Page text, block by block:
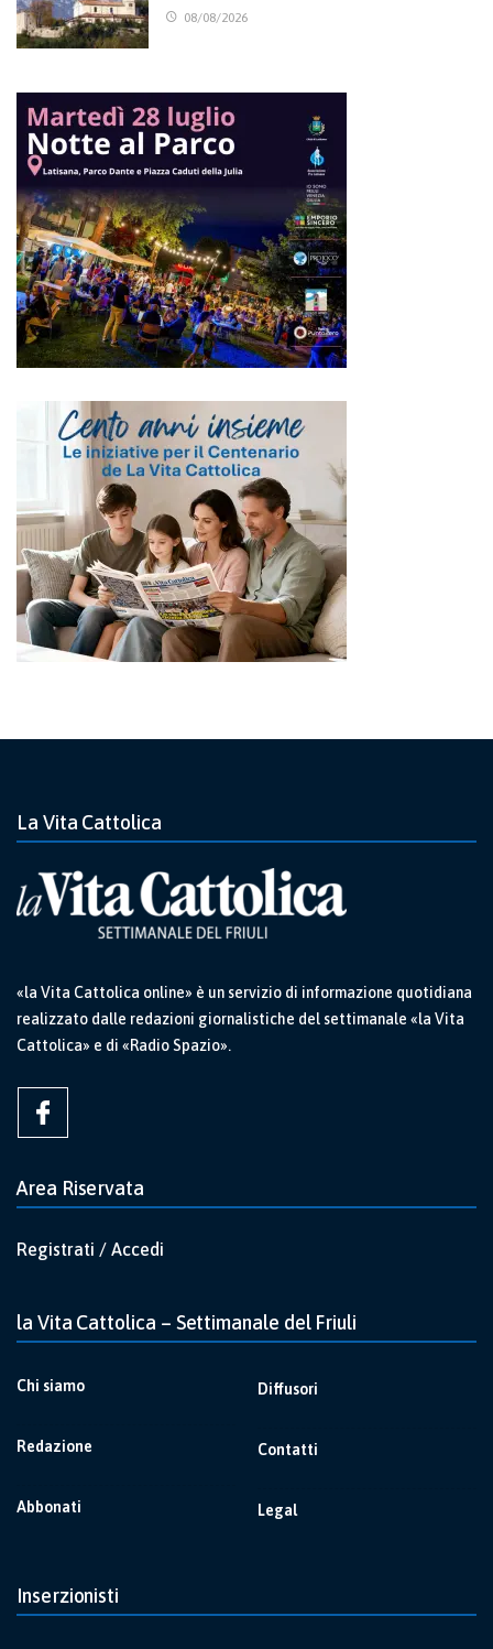
08/08/2026
La Vita Cattolica
«la Vita Cattolica online» è un servizio di informazione quotidiana
realizzato dalle redazioni giornalistiche del settimanale «la Vita
Cattolica» e di «Radio Spazio».
Area Riservata
Registrati / Accedi
la Vita Cattolica – Settimanale del Friuli
Chi siamo
Redazione
Abbonati
Diffusori
Contatti
Legal
Inserzionisti